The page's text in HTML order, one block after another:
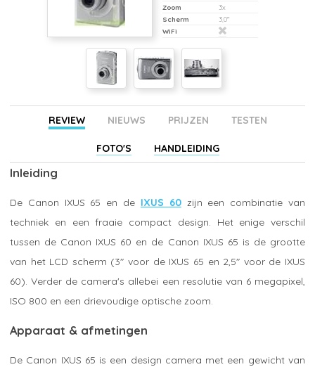
Zoom
3x
Scherm
3,0"
WiFi
REVIEW NIEUWS PRIJZEN TESTEN
FOTO'S HANDLEIDING
Inleiding
De Canon IXUS 65 en de IXUS 60zijn een combinatie van
techniek en een fraaie compact design. Het enige verschil
tussen de Canon IXUS 60 en de Canon IXUS 65 is de grootte
van het LCD scherm (3" voor de IXUS 65 en 2,5" voor de IXUS
60). Verder de camera's allebei een resolutie van 6 megapixel,
ISO 800 en een drievoudige optische zoom.
Apparaat & afmetingen
De Canon IXUS 65 is een design camera met een gewicht van